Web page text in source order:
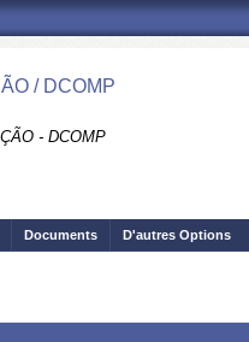
/ DCOMP
- DCOMP
Documents D'autres Options